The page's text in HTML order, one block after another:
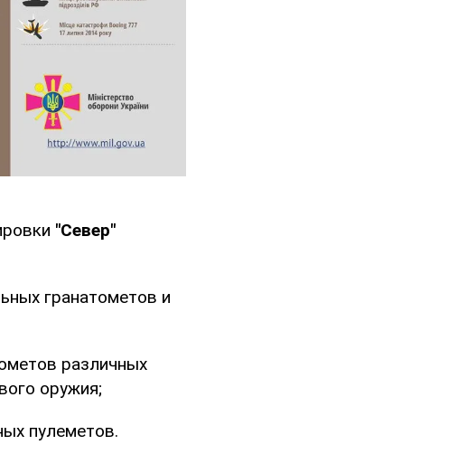
"Север"
гранатометов и
различных
оружия;
пулеметов.